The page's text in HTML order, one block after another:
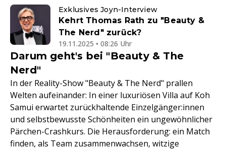
Exklusives Joyn-Interview
Kehrt Thomas Rath zu "Beauty &
The Nerd" zurück?
19.11.2025 • 08:26 Uhr
Darum geht's bei "Beauty & The
Nerd"
In der Reality-Show "Beauty & The Nerd" prallen
Welten aufeinander: In einer luxuriösen Villa auf Koh
Samui erwartet zurückhaltende Einzelgänger:innen
und selbstbewusste Schönheiten ein ungewöhnlicher
Pärchen-Crashkurs. Die Herausforderung: ein Match
finden, als Team zusammenwachsen, witzige